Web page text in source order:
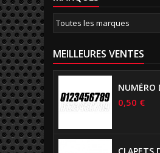
MEILLEURES VENTES
0,50 €